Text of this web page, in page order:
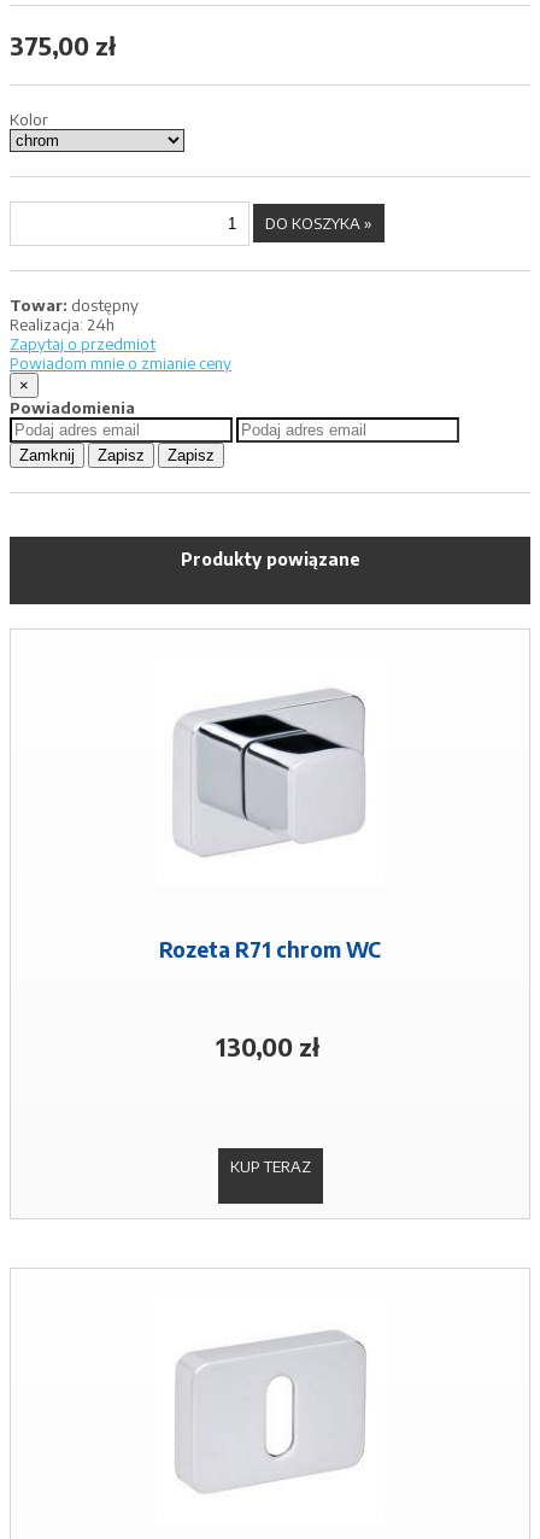
375,00 zł
Kolor
Towar: dostępny
Realizacja: 24h
Zapytaj o przedmiot
Powiadom mnie o zmianie ceny
×
Powiadomienia
Zamknij Zapisz Zapisz
Produkty powiązane
Rozeta R71 chrom WC
130,00 zł
KUP TERAZ